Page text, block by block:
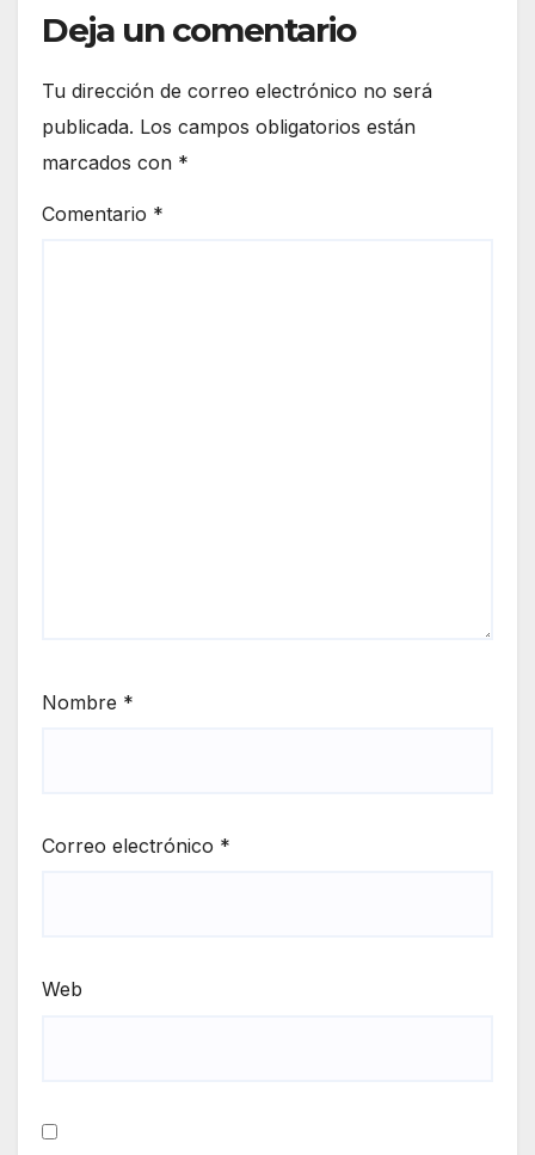
Deja un comentario
Tu dirección de correo electrónico no será
publicada. Los campos obligatorios están
marcados con *
Comentario *
Nombre *
Correo electrónico *
Web